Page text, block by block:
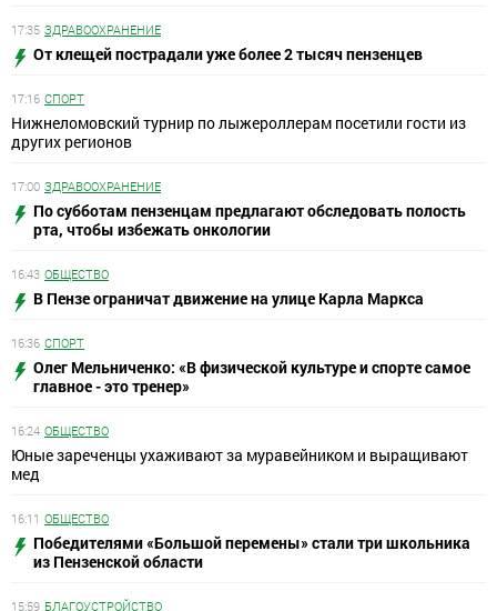
17:35 ЗДРАВООХРАНЕНИЕ
От клещей пострадали уже более 2 тысяч пензенцев
17:16 СПОРТ
Нижнеломовский турнир по лыжероллерам посетили гости из
других регионов
17:00 ЗДРАВООХРАНЕНИЕ
По субботам пензенцам предлагают обследовать полость
рта, чтобы избежать онкологии
16:43 ОБЩЕСТВО
В Пензе ограничат движение на улице Карла Маркса
16:36 СПОРТ
Олег Мельниченко: «В физической культуре и спорте самое
главное - это тренер»
16:24 ОБЩЕСТВО
Юные зареченцы ухаживают за муравейником и выращивают
мед
16:11 ОБЩЕСТВО
Победителями «Большой перемены» стали три школьника
из Пензенской области
15:59 БЛАГОУСТРОЙСТВО